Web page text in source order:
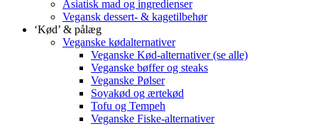
Asiatisk mad og ingredienser
Vegansk dessert- & kagetilbehør
‘Kød’ & pålæg
Veganske kødalternativer
Veganske Kød-alternativer (se alle)
Veganske bøffer og steaks
Veganske Pølser
Soyakød og ærtekød
Tofu og Tempeh
Veganske Fiske-alternativer